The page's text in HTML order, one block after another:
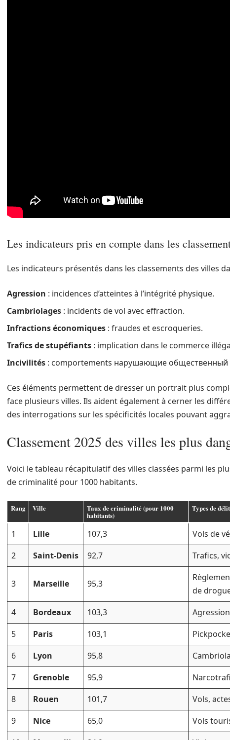
Les indicateurs pris en compte dans les
Les indicateurs présentés dans les classements des villes
Agression : incidences d’atteintes à l’intégrité physique.
Cambriolages : incidents de vol avec effraction.
Infractions économiques : fraudes et escroqueries.
Trafics de stupéfiants : implication dans le commerce
Incivilités : comportements нарушающие общественный
Ces éléments permettent de dresser un portrait plus
face plusieurs villes. Ils aident également à cerner les
des interrogations sur les spécificités locales pouvant
Classement 2025 des villes les plus
Voici le tableau récapitulatif des villes classées parmi les
de criminalité pour 1000 habitants.
Rang Ville Taux de criminalité (pour 1000
habitants)
Types de
1 Lille 107,3
Vols de
2
Saint-Denis 92,7 Trafics,
3 Marseille 95,3
de
4
Bordeaux 103,3
5
Paris 103,1
6
Lyon 95,8
7
Grenoble 95,9
8
Rouen 101,7
Vols,
9
Nice 65,0
Vols